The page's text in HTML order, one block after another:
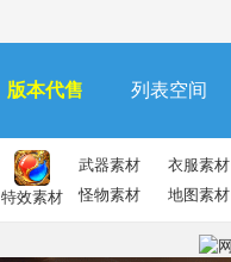
版本代售 列表空间
特效素材
武器素材 衣服素材
怪物素材
地图素材